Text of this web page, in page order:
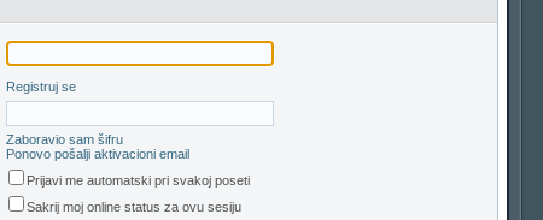
Registruj se
Zaboravio sam šifru
Ponovo pošalji aktivacioni email
Prijavi me automatski pri svakoj poseti
Sakrij moj online status za ovu sesiju